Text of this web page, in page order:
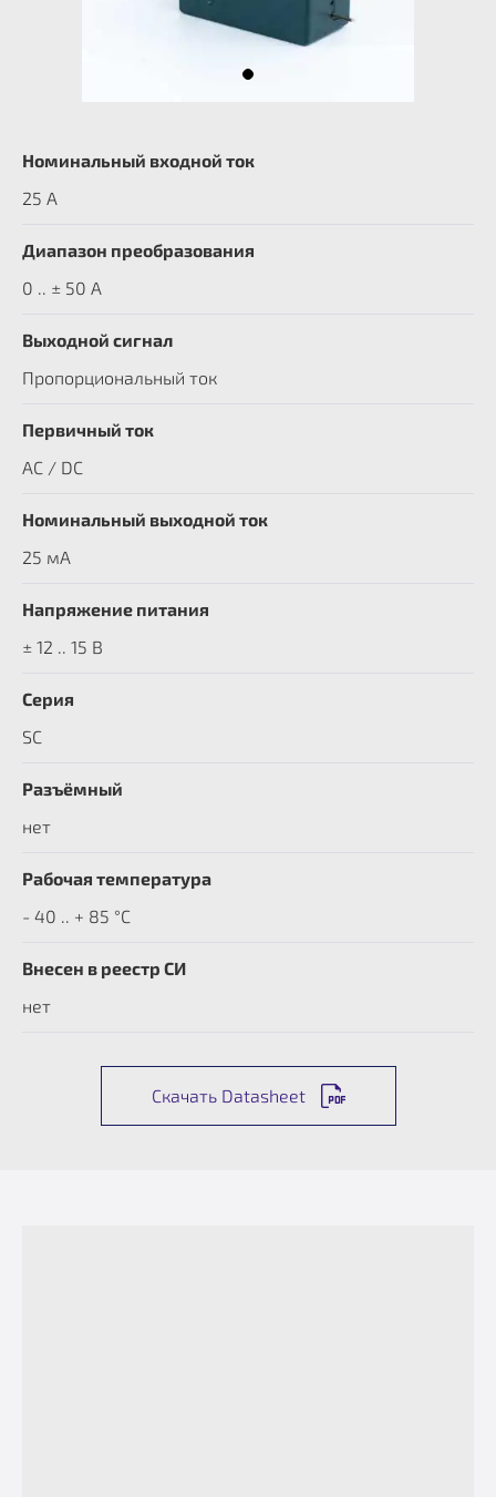
Номинальный входной ток
25 А
Диапазон преобразования
0 .. ± 50 А
Выходной сигнал
Пропорциональный ток
Первичный ток
AC / DC
Номинальный выходной ток
25 мА
Напряжение питания
± 12 .. 15 В
Серия
SC
Разъёмный
нет
Рабочая температура
- 40 .. + 85 °C
Внесен в реестр СИ
нет
Скачать Datasheet